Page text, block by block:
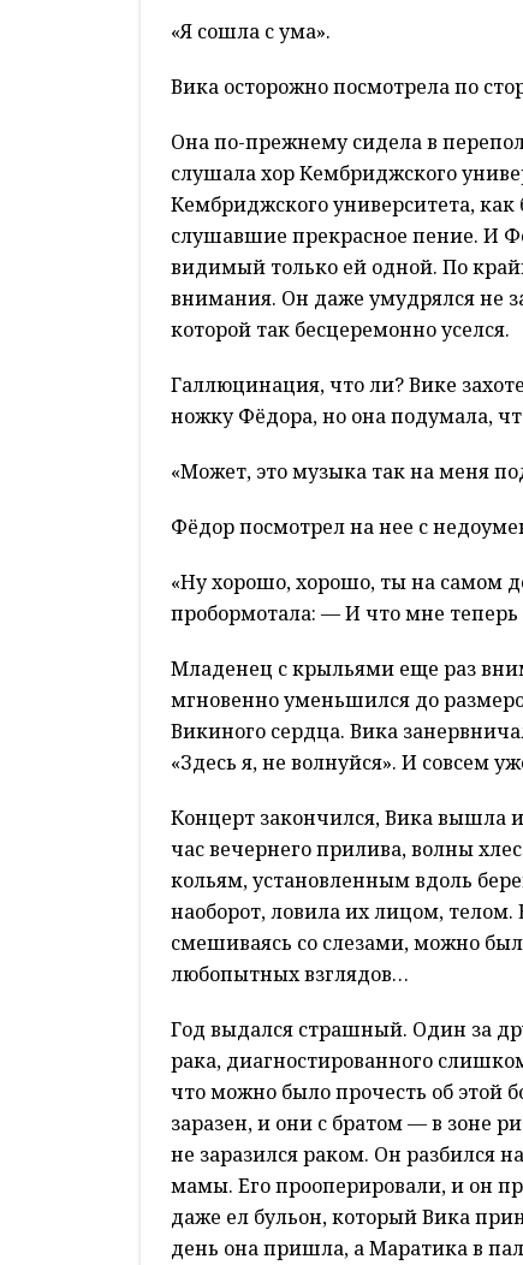
«Я сошла с ума».
Вика осторожно посмотрела по
Она по-прежнему сидела в
слушала хор Кембриджского
Кембриджского университета,
слушавшие прекрасное пение. И
видимый только ей одной. По
внимания. Он даже умудрялся не
которой так бесцеремонно уселся.
Галлюцинация, что ли? Вике
ножку Фёдора, но она подумала,
«Может, это музыка так на меня
Фёдор посмотрел на нее с
«Ну хорошо, хорошо, ты на самом
пробормотала: — И что мне теперь
Младенец с крыльями еще раз
мгновенно уменьшился до
Викиного сердца. Вика
«Здесь я, не волнуйся». И совсем
Концерт закончился, Вика вышла
час вечернего прилива, волны
кольям, установленным вдоль
наоборот, ловила их лицом,
смешиваясь со слезами, можно
любопытных взглядов…
Год выдался страшный. Один за
рака, диагностированного
что можно было прочесть об этой
заразен, и они с братом — в зоне
не заразился раком. Он разбился
мамы. Его прооперировали, и он
даже ел бульон, который Вика
день она пришла, а Маратика в